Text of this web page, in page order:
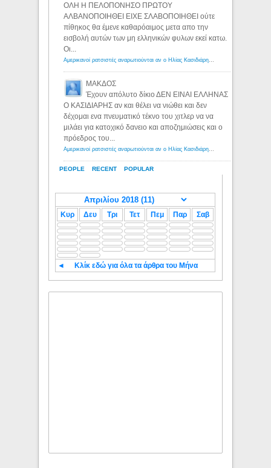
PEOPLE RECENT POPULAR
ΟΛΗ Η ΠΕΛΟΠΟΝΗΣΟ ΠΡΩΤΟΥ
ΑΛΒΑΝΟΠΟΙΗΘΕΙ ΕΙΧΕ ΣΛΑΒΟΠΟΙΗΘΕΙ ούτε
πίθηκος θα έμενε καθαρόαιμος μετα απο την
εισβολή αυτών των μη ελληνικών φυλων εκεί κατω.
Οι...
Αμερικανοί ρατσιστές αναρωτιούνται αν ο Ηλίας Κασιδιάρης ανήκει στη λευκή φυλή... - Λόγιος Ερμής
ΜΑΚΔΟΣ
Έχουν απόλυτο δίκιο ΔΕΝ ΕΙΝΑΙ ΕΛΛΗΝΑΣ
Ο ΚΑΣΙΔΙΑΡΗΣ αν και θέλει να νιώθει και δεν
δέχομαι ενα πνευματικό τέκνο του χιτλερ να να
μιλάει για κατοχικό δανειο και αποζημιώσεις και ο
πρόεδρος του...
Αμερικανοί ρατσιστές αναρωτιούνται αν ο Ηλίας Κασιδιάρης ανήκει στη λευκή φυλή... - Λόγιος Ερμής
Κυρ Δευ Τρι Τετ Πεμ Παρ Σαβ
◄ Κλίκ εδώ για όλα τα άρθρα του Μήνα